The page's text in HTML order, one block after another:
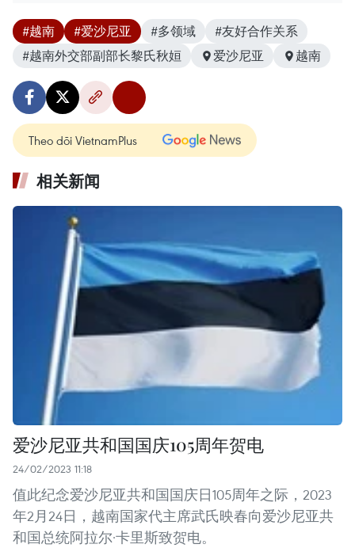
#越南 #爱沙尼亚 #多领域
#友好合作关系
#越南外交部副部长黎氏秋姮
爱沙尼亚 越南
Theo dõi VietnamPlus
相关新闻
爱沙尼亚共和国国庆105周年贺电
24/02/2023 11:18
值此纪念爱沙尼亚共和国国庆日105周年之际，2023
年2月24日，越南国家代主席武氏映春向爱沙尼亚共
和国总统阿拉尔·卡里斯致贺电。